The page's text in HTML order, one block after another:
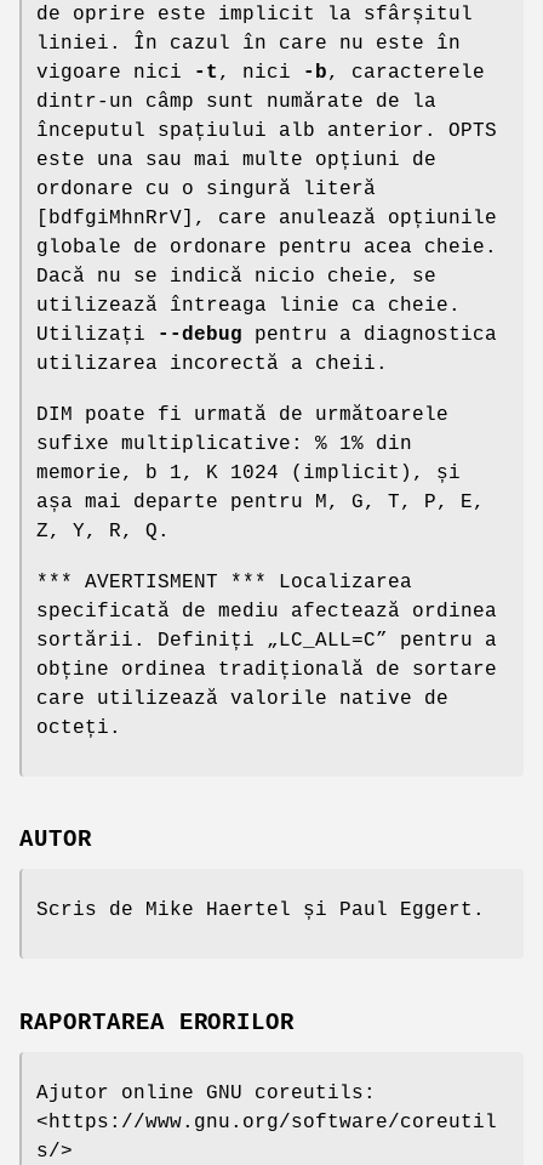
de oprire este implicit la sfârșitul
liniei. În cazul în care nu este în
vigoare nici
-t , nici -b, caracterele
dintr-un câmp sunt numărate de la
începutul spațiului alb anterior. OPTS
este una sau mai multe opțiuni de
ordonare cu o singură literă
[bdfgiMhnRrV], care anulează opțiunile
globale de ordonare pentru acea cheie.
Dacă nu se indică nicio cheie, se
utilizează întreaga linie ca cheie.
Utilizați
--debug pentru a diagnostica
utilizarea incorectă a cheii.
DIM poate fi urmată de următoarele
sufixe multiplicative: % 1% din
memorie, b 1, K 1024 (implicit), și
așa mai departe pentru M, G, T, P, E,
Z, Y, R, Q.
*** AVERTISMENT *** Localizarea
specificată de mediu afectează ordinea
sortării. Definiți „LC_ALL=C” pentru a
obține ordinea tradițională de sortare
care utilizează valorile native de
octeți.
AUTOR
Scris de Mike Haertel și Paul Eggert.
RAPORTAREA ERORILOR
Ajutor online GNU coreutils:
<https://www.gnu.org/software/coreutil
s/>